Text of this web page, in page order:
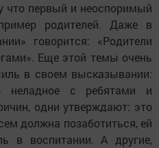
что первый и неоспоримый
родителей. Даже в
говорится: «Родители
Еще этой темы очень
в своем высказывании:
неладное с ребятами и
одни утверждают: это
должна позаботиться, ей
в воспитании. А другие,